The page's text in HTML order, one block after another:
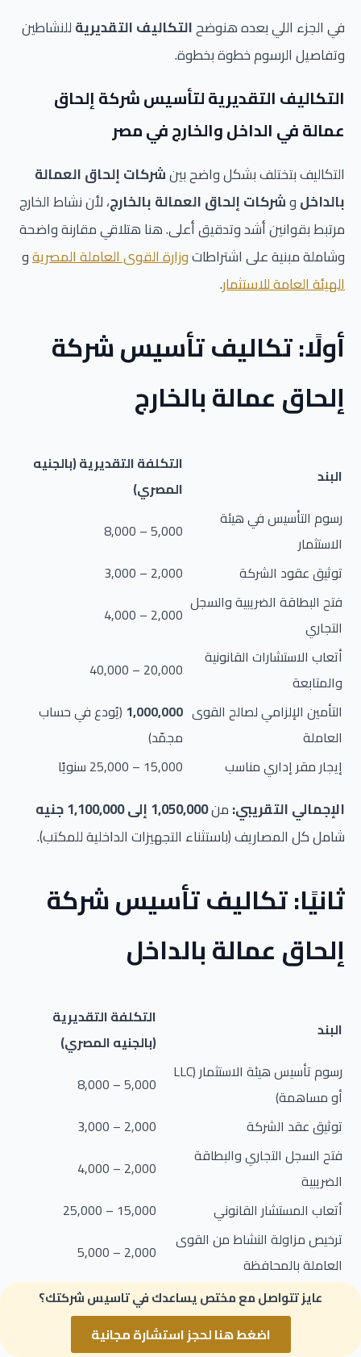
في الجزء اللي بعده هنوضحالتكاليف التقديريةللنشاطين
وتفاصيل الرسوم خطوة بخطوة.
التكاليف التقديرية لتأسيس شركة إلحاق
عمالة في الداخل والخارج في مصر
التكاليف بتختلف بشكل واضح بينشركات إلحاق العمالة
بالداخلوشركات إلحاق العمالة بالخارج، لأن نشاط الخارج
مرتبط بقوانين أشد وتدقيق أعلى. هنا هتلاقي مقارنة واضحة
وشاملة مبنية على اشتراطاتوزارة القوى العاملة المصريةو
الهيئة العامة للاستثمار.
أولًا: تكاليف تأسيس شركة
إلحاق عمالة بالخارج
البند
التكلفة التقديرية (بالجنيه
المصري)
رسوم التأسيس في هيئة
الاستثمار
5,000 – 8,000
توثيق عقود الشركة
2,000 – 3,000
فتح البطاقة الضريبية والسجل
التجاري
2,000 – 4,000
أتعاب الاستشارات القانونية
والمتابعة
20,000 – 40,000
التأمين الإلزامي لصالح القوى
العاملة
1,000,000 (يُودع في حساب
مجمّد)
إيجار مقر إداري مناسب
15,000 – 25,000 سنويًا
الإجمالي التقريبي:من1,050,000 إلى 1,100,000 جنيه
شامل كل المصاريف (باستثناء التجهيزات الداخلية للمكتب).
ثانيًا: تكاليف تأسيس شركة
إلحاق عمالة بالداخل
البند
التكلفة التقديرية
(بالجنيه المصري)
رسوم تأسيس هيئة الاستثمار (LLC
أو مساهمة)
5,000 – 8,000
توثيق عقد الشركة
2,000 – 3,000
فتح السجل التجاري والبطاقة
الضريبية
2,000 – 4,000
أتعاب المستشار القانوني
15,000 – 25,000
ترخيص مزاولة النشاط من القوى
العاملة بالمحافظة
2,000 – 5,000
إيجار مقر إداري
8,000 – 20,000 سنويًا
الإجمالي التقريبي:من30,000 إلى 100,000 جنيه
عايز تتواصل مع مختص يساعدك في تاسيس شركتك؟
اضغط هنا لحجز استشارة مجانية